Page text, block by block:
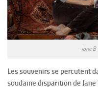
Jane
Les souvenirs se percutent
soudaine disparition de